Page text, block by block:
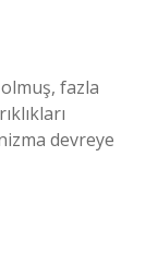
fazla
devreye